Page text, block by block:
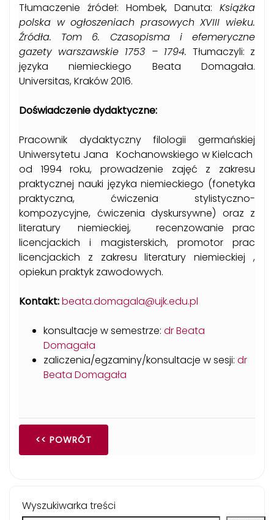
Tłumaczenie źródeł: Hombek, Danuta: Książka
polska w ogłoszeniach prasowych XVIII wieku.
Źródła. Tom 6. Czasopisma i efemeryczne
gazety warszawskie 1753 – 1794. Tłumaczyli: z
języka niemieckiego Beata Domagała.
Universitas, Kraków 2016.
Doświadczenie dydaktyczne:
Pracownik dydaktyczny filologii germańskiej
Uniwersytetu Jana Kochanowskiego w Kielcach
od 1994 roku, prowadzenie zajęć z zakresu
praktycznej nauki języka niemieckiego (fonetyka
praktyczna, ćwiczenia stylistyczno-
kompozycyjne, ćwiczenia dyskursywne) oraz z
literatury niemieckiej, recenzowanie prac
licencjackich i magisterskich, promotor prac
licencjackich z zakresu literatury niemieckiej ,
opiekun praktyk zawodowych.
Kontakt:beata.domagala@ujk.edu.pl
konsultacje w semestrze: dr Beata
Domagała
zaliczenia/egzaminy/konsultacje w sesji: dr
Beata Domagała
<< POWRÓT
Wyszukiwarka treści